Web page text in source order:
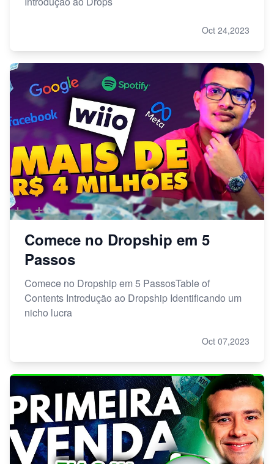
Oct 24,2023
Comece no Dropship em 5
Passos
Comece no Dropship em 5 PassosTable of
Contents Introdução ao Dropship Identificando um
nicho lucra
Oct 07,2023